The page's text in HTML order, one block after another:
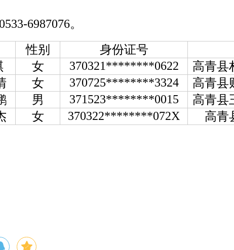
6987076。
性别 身份证号
女 370321********0622 高青县
女 370725********3324 高青县
男 371523********0015 高青县
女 370322********072X 高青